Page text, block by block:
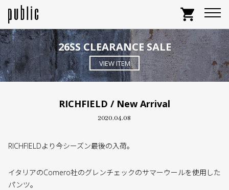
shopping_cart
26SS CLEARANCE SALE
VIEW ITEM
RICHFIELD / New Arrival
2020.04.08
RICHFIELDより今シーズン最後の入荷。
イタリアのComero社のグレンチェックのサマーウールを使用した
パンツ。